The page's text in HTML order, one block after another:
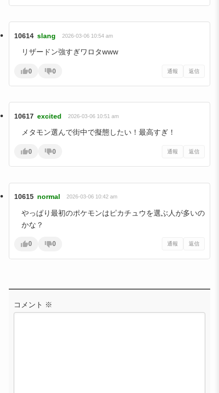
10614 slang 2026-03-06 10:54 am
リザードン強すぎワロタwww
0 0 通報 返信
10617 excited 2026-03-06 10:51 am
メタモン選んで街中で擬態したい！最高すぎ！
0 0 通報 返信
10615 normal 2026-03-06 10:42 am
やっぱり最初のポケモンはピカチュウを選ぶ人が多いの
かな？
0 0 通報 返信
コメント ※